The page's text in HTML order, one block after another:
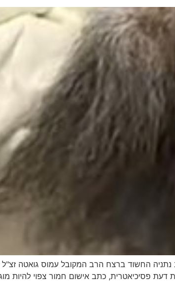
החשוד ברצח הרב המקובל עמוס גואטה זצ"ל
פסיכיאטרית, כתב אישום חמור צפוי להיות